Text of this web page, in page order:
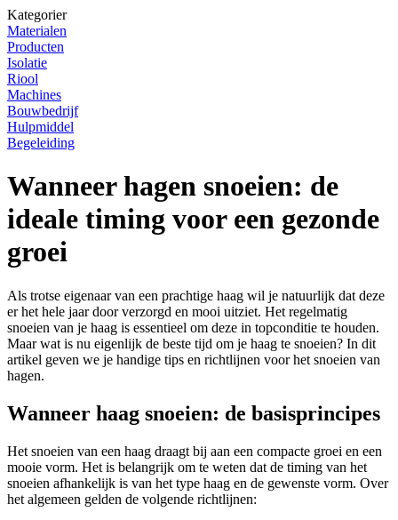
Kategorier
Materialen
Producten
Isolatie
Riool
Machines
Bouwbedrijf
Hulpmiddel
Begeleiding
Wanneer hagen snoeien: de
ideale timing voor een gezonde
groei
Als trotse eigenaar van een prachtige haag wil je natuurlijk dat deze
er het hele jaar door verzorgd en mooi uitziet. Het regelmatig
snoeien van je haag is essentieel om deze in topconditie te houden.
Maar wat is nu eigenlijk de beste tijd om je haag te snoeien? In dit
artikel geven we je handige tips en richtlijnen voor het snoeien van
hagen.
Wanneer haag snoeien: de basisprincipes
Het snoeien van een haag draagt bij aan een compacte groei en een
mooie vorm. Het is belangrijk om te weten dat de timing van het
snoeien afhankelijk is van het type haag en de gewenste vorm. Over
het algemeen gelden de volgende richtlijnen: